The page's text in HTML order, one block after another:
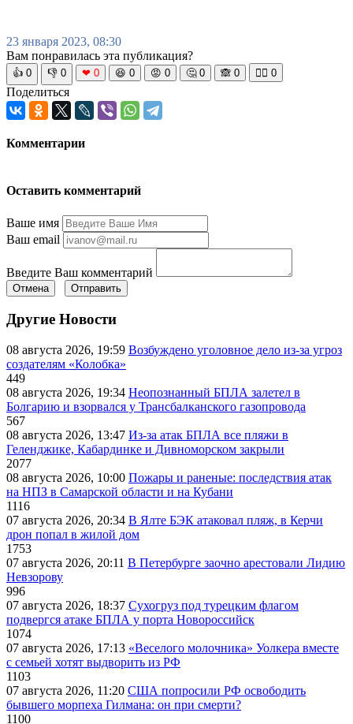
23 января 2023, 08:30
Вам понравилась эта публикация?
👍 0 👎 0 ❤ 0 😆 0 😡 0 🤔 0 🙈 0 🧘‍♀️ 0
Поделиться
Комментарии
Оставить комментарий
Ваше имя
Ваш email
Введите Ваш комментарий
Отмена Отправить
Другие Новости
08 августа 2026, 19:59 Возбуждено уголовное дело из-за угроз
создателям «Колобка»
449
08 августа 2026, 19:34 Неопознанный БПЛА залетел в
Болгарию и взорвался у Трансбалканского газопровода
567
08 августа 2026, 13:47 Из-за атак БПЛА все пляжи в
Геленджике, Кабардинке и Дивноморском закрыли
2077
08 августа 2026, 10:00 Пожары и раненые: последствия атак
на НПЗ в Самарской области и на Кубани
1116
07 августа 2026, 20:34 В Ялте БЭК атаковал пляж, в Керчи
дрон попал в жилой дом
1753
07 августа 2026, 20:11 В Петербурге заочно арестовали Лидию
Невзорову
996
07 августа 2026, 18:37 Сухогруз под турецким флагом
подвергся атаке БПЛА у порта Новороссийск
1074
07 августа 2026, 17:13 «Веселого молочника» Уолкера вместе
с семьей хотят выдворить из РФ
1103
07 августа 2026, 11:20 США попросили РФ освободить
бывшего морпеха Гилмана: он при смерти?
1100